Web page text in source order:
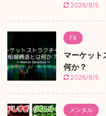
2026/8/5
FX
マーケット
何か？
2026/8/5
メンタル